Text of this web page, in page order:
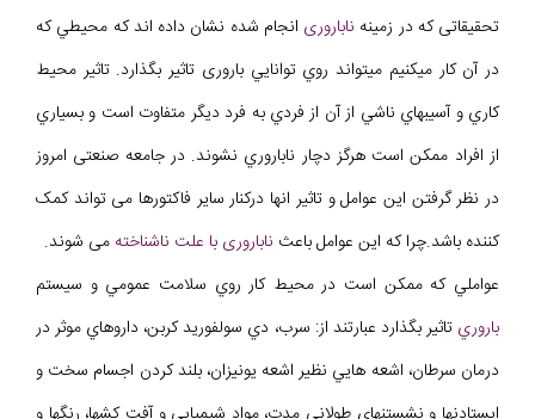
تحقیقاتی که در زمینه ناباروری انجام شده نشان داده اند که محيطي که
در آن کار ميکنيم ميتواند روي توانايي باروری تاثير بگذارد. تاثير محيط
کاري و آسيبهاي ناشي از آن از فردي به فرد ديگر متفاوت است و بسياري
از افراد ممکن است هرگز دچار ناباروري نشوند. در جامعه صنعتی امروز
در نظر گرفتن این عوامل و تاثیر انها درکنار سایر فاکتورها می تواند کمک
کننده باشد.چرا که این عوامل باعث ناباروری با علت ناشناخته می شوند.
عواملي که ممکن است در محيط کار روي سلامت عمومي و سيستم
باروري تاثير بگذارد عبارتند از: سرب، دي سولفوريد کربن، داروهاي موثر در
درمان سرطان، اشعه هايي نظير اشعه يونيزان، بلند کردن اجسام سخت و